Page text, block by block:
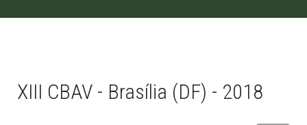
XIII CBAV - Brasília (DF) - 2018